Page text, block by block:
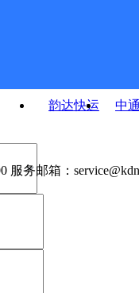
韵达快运
中
服务邮箱：